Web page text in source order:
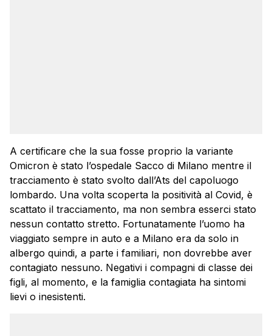
A certificare che la sua fosse proprio la variante
Omicron è stato l’ospedale Sacco di Milano mentre il
tracciamento è stato svolto dall’Ats del capoluogo
lombardo. Una volta scoperta la positività al Covid, è
scattato il tracciamento, ma non sembra esserci stato
nessun contatto stretto. Fortunatamente l’uomo ha
viaggiato sempre in auto e a Milano era da solo in
albergo quindi, a parte i familiari, non dovrebbe aver
contagiato nessuno. Negativi i compagni di classe dei
figli, al momento, e la famiglia contagiata ha sintomi
lievi o inesistenti.